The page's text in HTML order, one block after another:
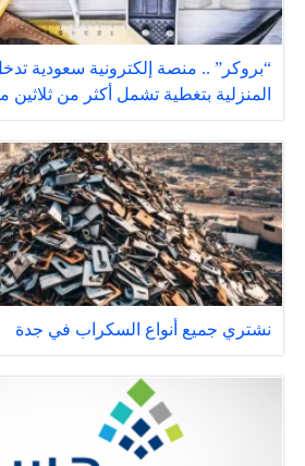
“بروكر” .. منصة إلكترونية سعودية
المنزلية بتغطية تشمل أكثر من ثلاثين
نشتري جميع أنواع السكراب في جدة